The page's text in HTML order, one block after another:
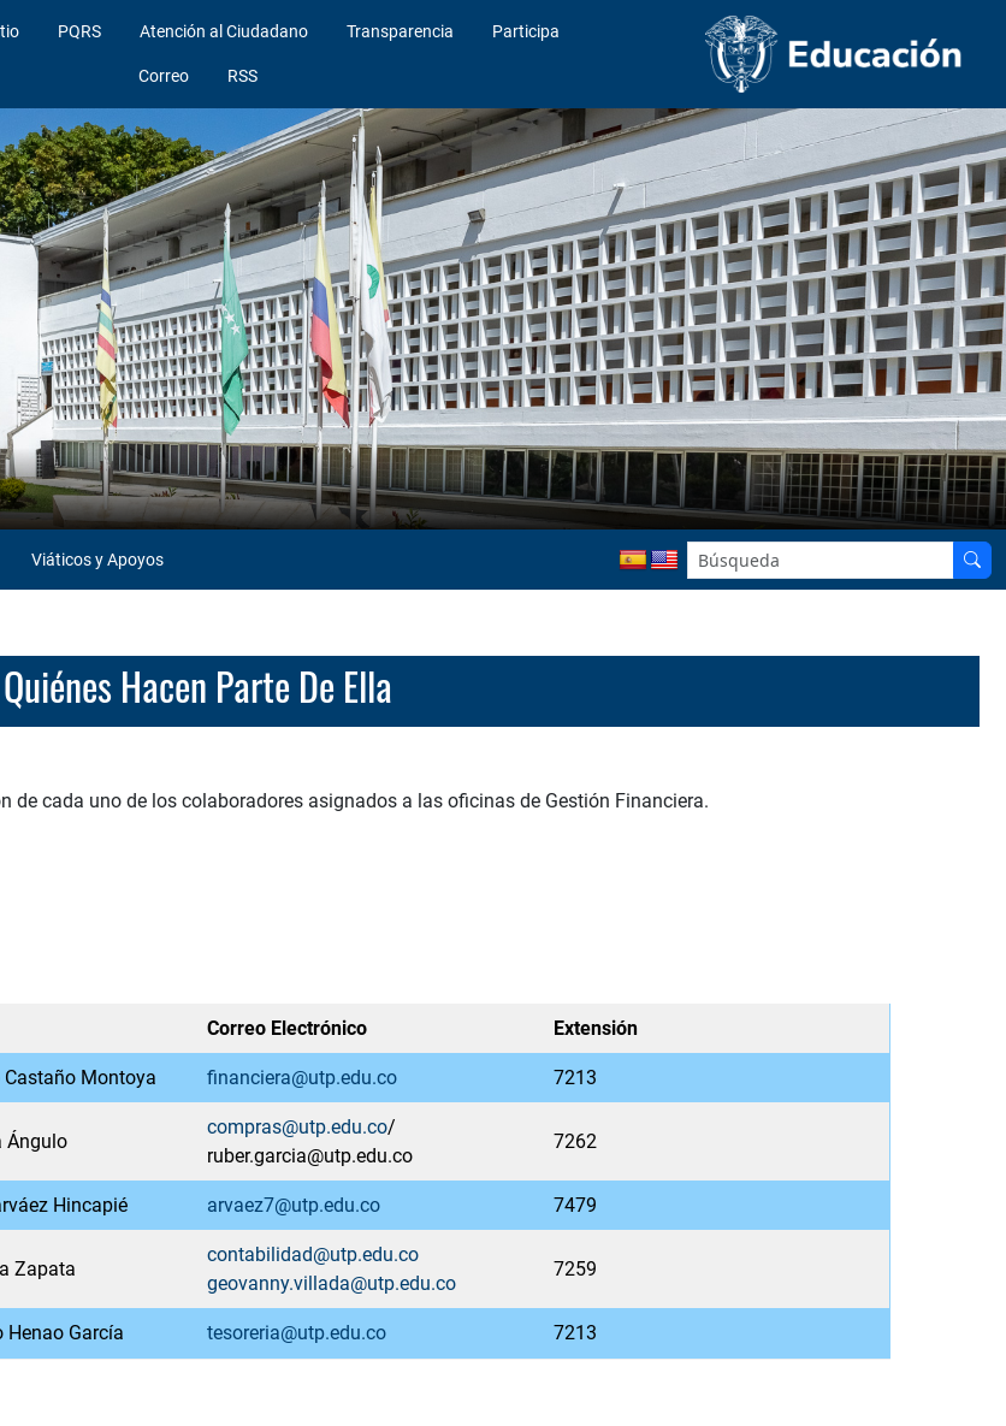
PQRS Atención al Ciudadano Transparencia Participa
Correo RSS
Viáticos y Apoyos
Quiénes Hacen Parte De Ella
de cada uno de los colaboradores asignados a las oficinas de Gestión Financiera.
Correo Electrónico Extensión
Castaño Montoya financiera@utp.edu.co 7213
Ángulo
compras@utp.edu.co/
ruber.garcia@utp.edu.co
7262
Hincapié arvaez7@utp.edu.co 7479
Zapata
contabilidad@utp.edu.co
geovanny.villada@utp.edu.co
7259
Henao García tesoreria@utp.edu.co 7213